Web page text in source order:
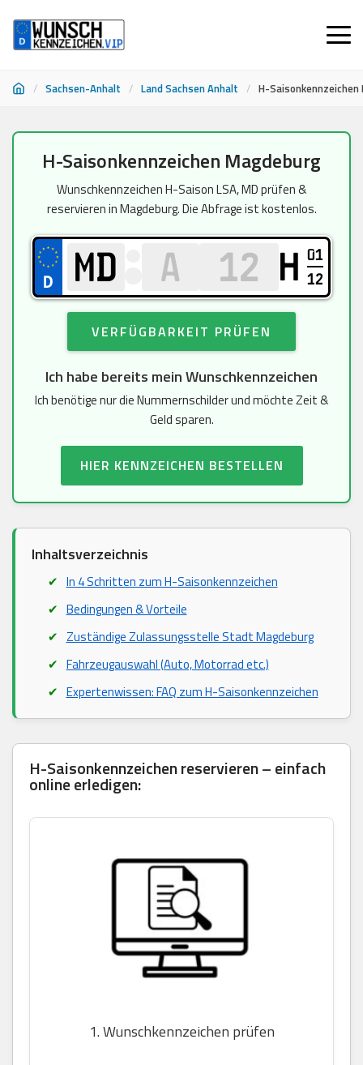
/ Sachsen-Anhalt / Land Sachsen Anhalt / H-
H-Saisonkennzeichen Magdeburg
Wunschkennzeichen H-Saison LSA, MD prüfen &
reservieren in Magdeburg. Die Abfrage ist kostenlos.
H 01
12
VERFÜGBARKEIT PRÜFEN
Ich habe bereits mein Wunschkennzeichen
Ich benötige nur die Nummernschilder und möchte Zeit &
Geld sparen.
HIER KENNZEICHEN BESTELLEN
Inhaltsverzeichnis
In 4 Schritten zum H-Saisonkennzeichen
Bedingungen & Vorteile
Zuständige Zulassungsstelle Stadt Magdeburg
Fahrzeugauswahl (Auto, Motorrad etc.)
Expertenwissen: FAQ zum H-Saisonkennzeichen
H-Saisonkennzeichen reservieren – einfach
online erledigen:
1. Wunschkennzeichen prüfen